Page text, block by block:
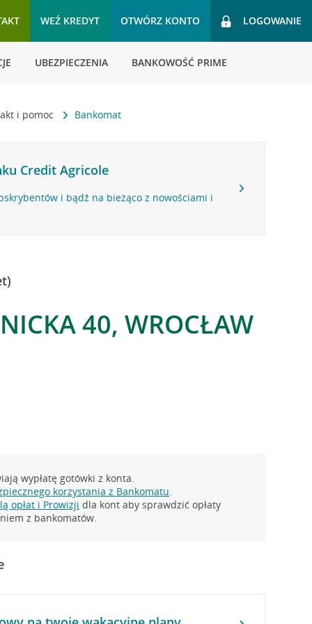
WEŹ KREDYT OTWÓRZ KONTO LOGOWANIE
UBEZPIECZENIA BANKOWOŚĆ PRIME
i pomoc Bankomat
Credit Agricole
i bądź na bieżąco z nowościami i
40, WROCŁAW
wypłatę gotówki z konta.
korzystania z Bankomatu.
opłat i Prowizji dla kont aby sprawdzić opłaty
z bankomatów.